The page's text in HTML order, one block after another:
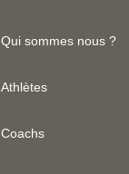
Qui sommes nous ?
Athlètes
Coachs